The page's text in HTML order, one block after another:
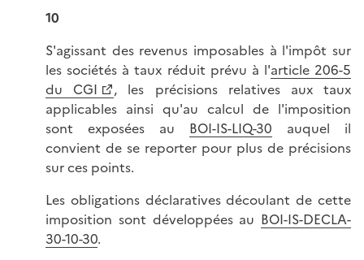
10
S'agissant des revenus imposables à l'impôt sur
les sociétés à taux réduit prévu à l'article 206-5
du CGI
, les précisions relatives aux taux
applicables ainsi qu'au calcul de l'imposition
sont exposées au BOI-IS-LIQ-30 auquel il
convient de se reporter pour plus de précisions
sur ces points.
Les obligations déclaratives découlant de cette
imposition sont développées au BOI-IS-DECLA-
30-10-30.